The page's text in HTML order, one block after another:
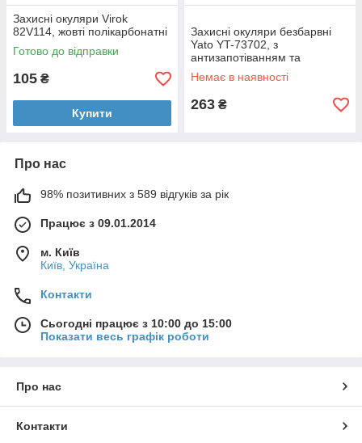
Захисні окуляри Virok
82V114, жовті полікарбонатні
Готово до відправки
105 ₴
Купити
Захисні окуляри безбарвні
Yato YT-73702, з
антизапотіванням та
захистом від подряпин,
оптичний клас 1
Немає в наявності
263 ₴
Про нас
98% позитивних з 589 відгуків за рік
Працює з 09.01.2014
м. Київ
Київ, Україна
Контакти
Сьогодні працює з 10:00 до 15:00
Показати весь графік роботи
Про нас
Контакти